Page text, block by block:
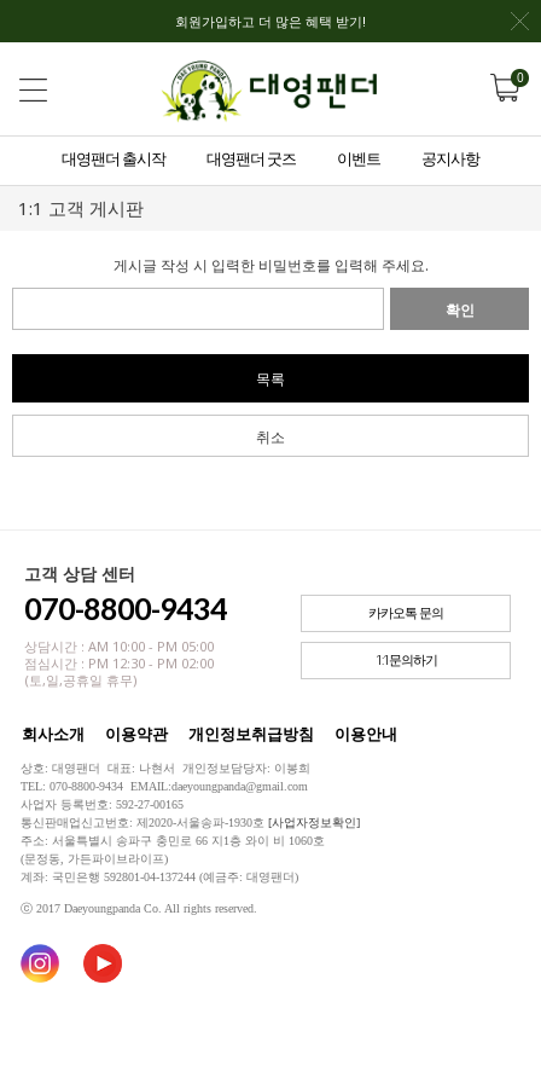
회원가입하고 더 많은 혜택 받기!
0
대영팬더 출시작 대영팬더 굿즈 이벤트 공지사항
1:1 고객 게시판
게시글 작성 시 입력한 비밀번호를 입력해 주세요.
확인
목록
취소
고객 상담 센터
070-8800-9434
상담시간 : AM 10:00 - PM 05:00
점심시간 : PM 12:30 - PM 02:00
(토,일,공휴일 휴무)
카카오톡 문의
1:1문의하기
회사소개 이용약관 개인정보취급방침 이용안내
상호: 대영팬더 대표: 나현서 개인정보담당자: 이봉희
TEL: 070-8800-9434 EMAIL:daeyoungpanda@gmail.com
사업자 등록번호: 592-27-00165
통신판매업신고번호: 제2020-서울송파-1930호 [사업자정보확인]
주소: 서울특별시 송파구 충민로 66 지1층 와이 비 1060호
(문정동, 가든파이브라이프)
계좌: 국민은행 592801-04-137244 (예금주: 대영팬더)
ⓒ 2017 Daeyoungpanda Co. All rights reserved.